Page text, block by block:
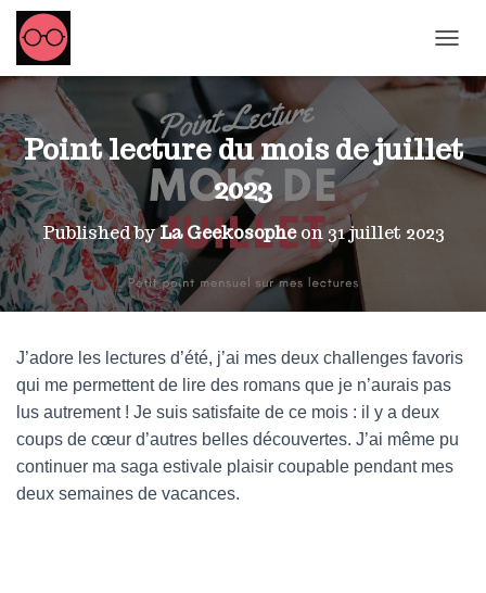
Point lecture du mois de juillet
2023
Published byLa Geekosopheon31 juillet 2023
J’adore les lectures d’été, j’ai mes deux challenges favoris
qui me permettent de lire des romans que je n’aurais pas
lus autrement ! Je suis satisfaite de ce mois : il y a deux
coups de cœur d’autres belles découvertes. J’ai même pu
continuer ma saga estivale plaisir coupable pendant mes
deux semaines de vacances.